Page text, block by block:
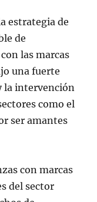
estrategia de
de
las marcas
una fuerte
la intervención
como el
ser amantes
con marcas
del sector